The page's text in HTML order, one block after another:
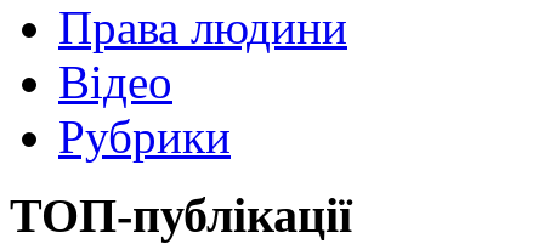
Права людини
Відео
Рубрики
ТОП-публікації